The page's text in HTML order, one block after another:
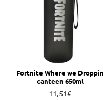
Fortnite Where we Droppin
canteen 650ml
11,51€